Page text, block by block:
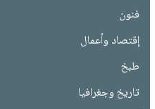
فنون
إقتصاد وأعمال
طبخ
تاريخ وجغرافيا